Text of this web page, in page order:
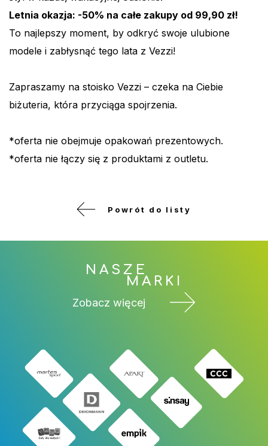
Letnia okazja: -50% na całe zakupy od 99,90 zł!
To najlepszy moment, by odkryć swoje ulubione
modele i zabłysnąć tego lata z Vezzi!
Zapraszamy na stoisko Vezzi – czeka na Ciebie
biżuteria, która przyciąga spojrzenia.
*oferta nie obejmuje opakowań prezentowych.
*oferta nie łączy się z produktami z outletu.
Powrót do listy
NASZE
MARKI
Zobacz więcej